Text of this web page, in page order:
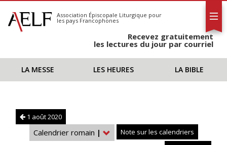
S'abonner
Calendrier
Association Épiscopale Liturgique pour
les pays Francophones
Recevez gratuitement
les lectures du jour par courriel
LA MESSE LES HEURES LA BIBLE
1 août 2020
Calendrier romain |
Note sur les calendriers